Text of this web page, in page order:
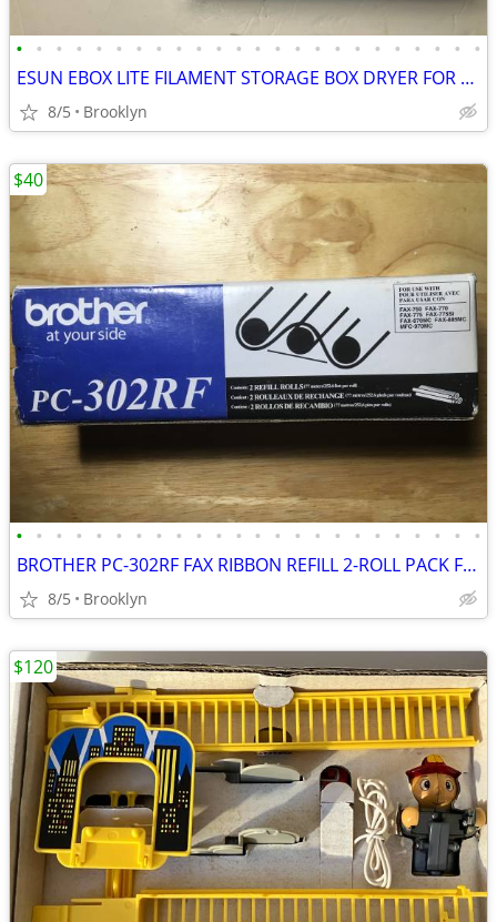
• • • • • • • • • • • • • • • • • • • • • • • •
ESUN EBOX LITE FILAMENT STORAGE BOX DRYER FOR 3D PRINTING MATERIAL PRO
8/5 Brooklyn
• • • • • • • • • • • • • • • • • • • • • • • •
BROTHER PC-302RF FAX RIBBON REFILL 2-ROLL PACK FOR BROTHER PLAIN PAPER
8/5 Brooklyn
$40
$120